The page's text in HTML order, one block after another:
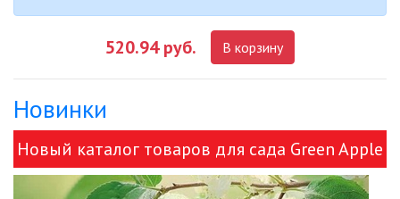
ДАТЧИКИ ДВИЖЕНИЯ И
ФОТОРЕЛЕ
ДЕКОРАТИВНАЯ ПОДСВЕТКА
ДЕКОРАТИВНЫЕ СВЕТИЛЬНИКИ
ИЗОЛЯЦИОННАЯ ЛЕНТА
520.94 руб. В корзину
Новинки
Новый каталог товаров для сада Green Apple
и ЭРА!